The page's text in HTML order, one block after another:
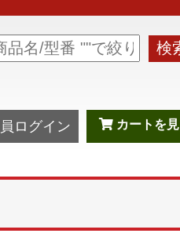
検
ログイン カートを